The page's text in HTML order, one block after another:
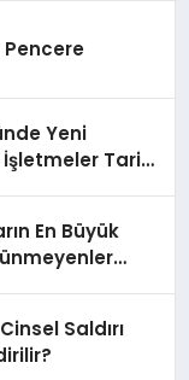
Yeni
İşletmeler Tarih
En Büyük
Saldırı